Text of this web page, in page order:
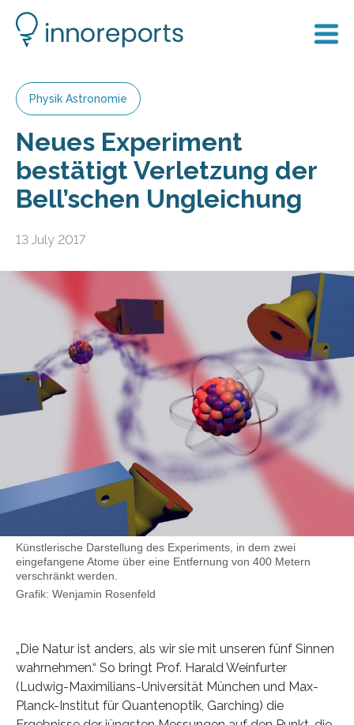
Physik Astronomie
Neues Experiment
bestätigt Verletzung der
Bell’schen Ungleichung
13 July 2017
Künstlerische Darstellung des Experiments, in dem zwei
eingefangene Atome über eine Entfernung von 400 Metern
verschränkt werden.
Grafik: Wenjamin Rosenfeld
„Die Natur ist anders, als wir sie mit unseren fünf Sinnen
wahrnehmen.“ So bringt Prof. Harald Weinfurter
(Ludwig-Maximilians-Universität München und Max-
Planck-Institut für Quantenoptik, Garching) die